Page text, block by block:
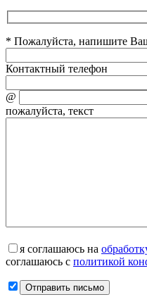
* Пожалуйста, напишите
Контактный телефон
@
пожалуйста, текст
я соглашаюсь на
соглашаюсь с политикой